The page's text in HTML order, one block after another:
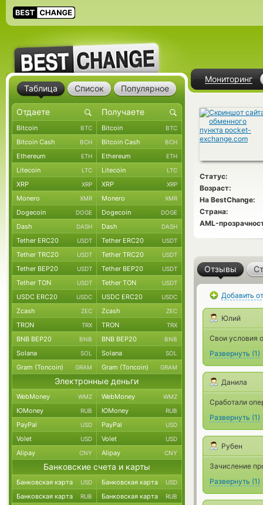
Мониторинг
Статус:
Возраст:
На BestChange:
Страна:
AML-
Отзывы
Добавить
Юлий
Свои условия
Развернуть (1)
Данила
Сработали
Развернуть (1)
Рубен
Зачисление
Развернуть (1)
Таблица Список Популярное
Bitcoin BTC Bitcoin BTC
Bitcoin Cash BCH Bitcoin Cash BCH
Ethereum ETH Ethereum ETH
Litecoin LTC Litecoin LTC
XRP XRP XRP XRP
Monero XMR Monero XMR
Dogecoin DOGE Dogecoin DOGE
Dash DASH Dash DASH
Tether ERC20 USDT Tether ERC20 USDT
Tether TRC20 USDT Tether TRC20 USDT
Tether BEP20 USDT Tether BEP20 USDT
Tether TON USDT Tether TON USDT
USDC ERC20 USDC USDC ERC20 USDC
Zcash ZEC Zcash ZEC
TRON TRX TRON TRX
BNB BEP20 BNB BNB BEP20 BNB
Solana SOL Solana SOL
Gram (Toncoin) GRAM Gram (Toncoin) GRAM
Электронные деньги
WebMoney WMZ WebMoney WMZ
ЮMoney RUB ЮMoney RUB
PayPal USD PayPal USD
Volet USD Volet USD
Alipay CNY Alipay CNY
Банковские счета и карты
Банковская карта USD Банковская карта USD
Банковская карта RUB Банковская карта RUB